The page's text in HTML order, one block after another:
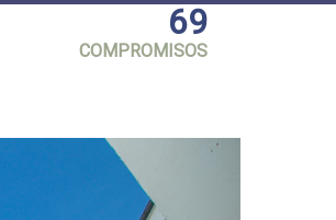
69
COMPROMISOS